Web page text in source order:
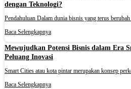
dengan Teknologi?
Baca Selengkapnya
Mewujudkan Potensi Bisnis dalam Era
Peluang Inovasi
Baca Selengkapnya